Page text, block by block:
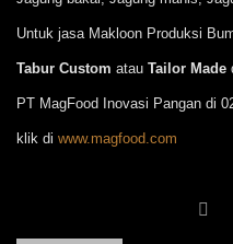
Untuk jasa Makloon Produksi
Tabur Custom atau Tailor Made
PT MagFood Inovasi Pangan di
klik di www.magfood.com